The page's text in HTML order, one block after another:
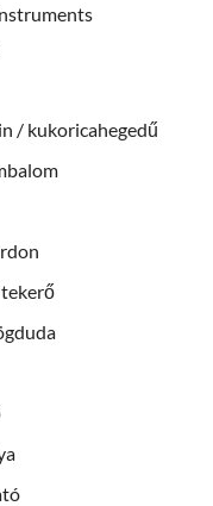
/ kukoricahegedű